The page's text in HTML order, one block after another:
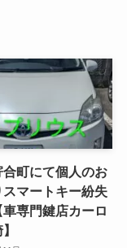
町にて個人のお
マートキー紛失
車専門鍵店カーロ